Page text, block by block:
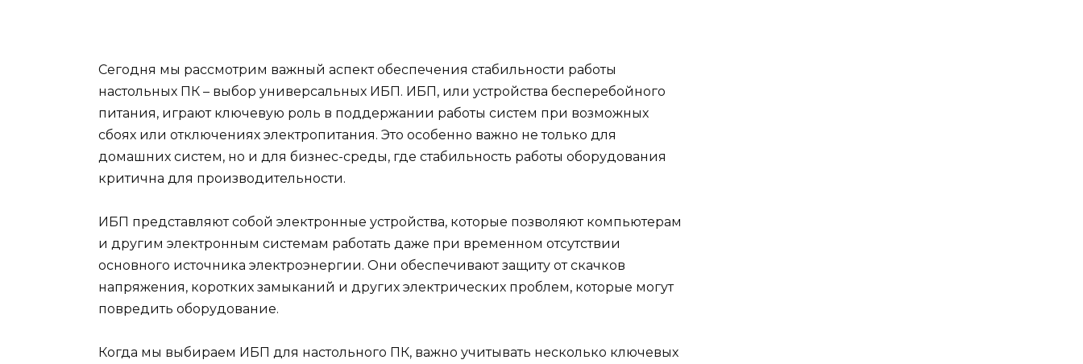
Сегодня мы рассмотрим важный аспект обеспечения стабильности работы
настольных ПК – выбор универсальных ИБП. ИБП, или устройства бесперебойного
питания, играют ключевую роль в поддержании работы систем при возможных
сбоях или отключениях электропитания. Это особенно важно не только для
домашних систем, но и для бизнес-среды, где стабильность работы оборудования
критична для производительности.
ИБП представляют собой электронные устройства, которые позволяют компьютерам
и другим электронным системам работать даже при временном отсутствии
основного источника электроэнергии. Они обеспечивают защиту от скачков
напряжения, коротких замыканий и других электрических проблем, которые могут
повредить оборудование.
Когда мы выбираем ИБП для настольного ПК, важно учитывать несколько ключевых